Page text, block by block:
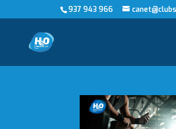
937 943 966